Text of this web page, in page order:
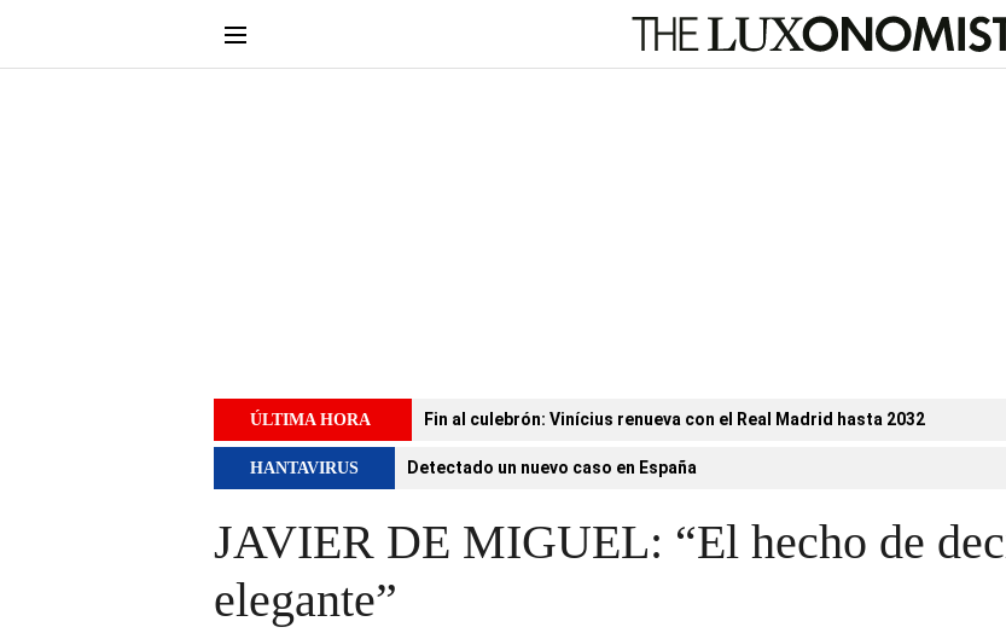
ÚLTIMA HORA Fin al culebrón: Vinícius renueva con el Real Madrid hasta 2032
HANTAVIRUS Detectado un nuevo caso en España
JAVIER DE MIGUEL: “El hecho de
elegante”